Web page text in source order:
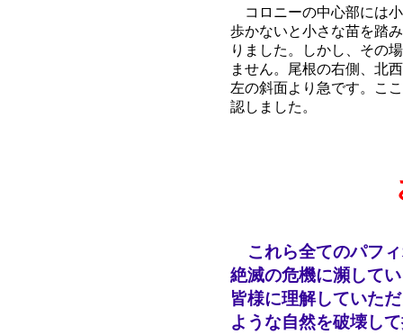
コロニーの中心部には
歩かないと小さな苗を踏
りました。しかし、その
ません。尾根の右側、北
左の斜面より急です。こ
認しました。
これら全てのパフ
絶滅の危機に瀕して
皆様に理解していた
ような自然を破壊し